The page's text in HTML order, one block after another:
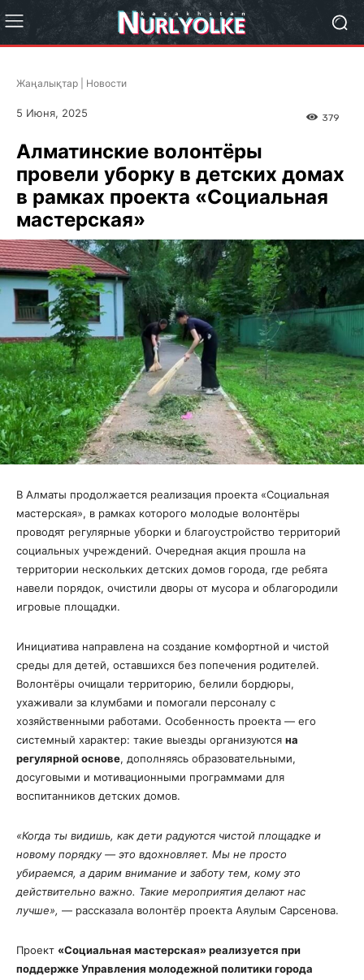
Жаңалықтар | Новости
5 Июня, 2025 379
Алматинские волонтёры
провели уборку в детских домах
в рамках проекта «Социальная
мастерская»
В Алматы продолжается реализация проекта «Социальная
мастерская», в рамках которого молодые волонтёры
проводят регулярные уборки и благоустройство территорий
социальных учреждений. Очередная акция прошла на
территории нескольких детских домов города, где ребята
навели порядок, очистили дворы от мусора и облагородили
игровые площадки.
Инициатива направлена на создание комфортной и чистой
среды для детей, оставшихся без попечения родителей.
Волонтёры очищали территорию, белили бордюры,
ухаживали за клумбами и помогали персоналу с
хозяйственными работами. Особенность проекта — его
системный характер: такие выезды организуются на
регулярной основе, дополняясь образовательными,
досуговыми и мотивационными программами для
воспитанников детских домов.
«Когда ты видишь, как дети радуются чистой площадке и
новому порядку — это вдохновляет. Мы не просто
убираемся, а дарим внимание и заботу тем, кому это
действительно важно. Такие мероприятия делают нас
лучше», — рассказала волонтёр проекта Аяулым Сарсенова.
Проект «Социальная мастерская» реализуется при
поддержке Управления молодежной политики города